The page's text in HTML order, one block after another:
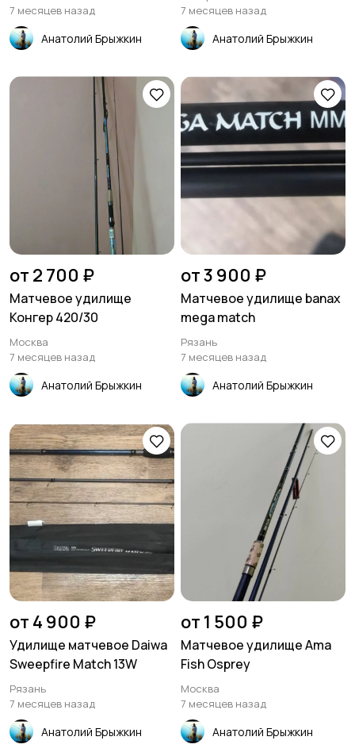
7 месяцев назад
Анатолий Брыжкин
7 месяцев назад
Анатолий Брыжкин
от 2 700 ₽
Матчевое удилище
Конгер 420/30
Москва
7 месяцев назад
Анатолий Брыжкин
от 3 900 ₽
Матчевое удилище banax
mega match
Рязань
7 месяцев назад
Анатолий Брыжкин
от 4 900 ₽
Удилище матчевое Daiwa
Sweepfire Match 13W
Рязань
7 месяцев назад
Анатолий Брыжкин
от 1 500 ₽
Матчевое удилище Аma
Fish Osprey
Москва
7 месяцев назад
Анатолий Брыжкин